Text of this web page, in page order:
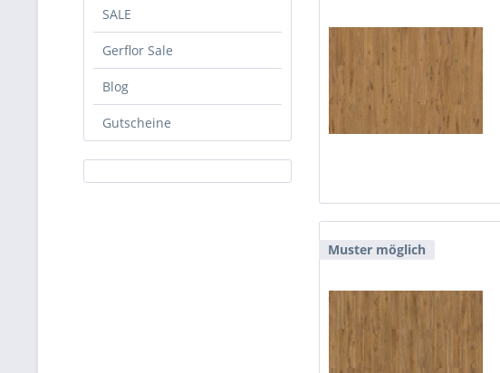
SALE
Gerflor Sale
Blog
Gutscheine
Muster möglich